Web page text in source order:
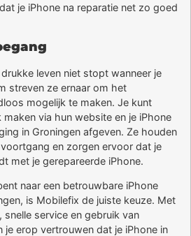
je iPhone na reparatie net zo goed
leven niet stopt wanneer je
streven ze ernaar om het
mogelijk te maken. Je kunt
via hun website en je iPhone
in Groningen afgeven. Ze houden
en zorgen ervoor dat je
met je gerepareerde iPhone.
naar een betrouwbare iPhone
is Mobilefix de juiste keuze. Met
service en gebruik van
je erop vertrouwen dat je iPhone in